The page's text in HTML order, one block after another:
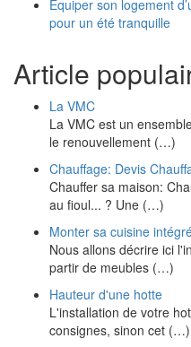
Equiper son logement
pour un été tranquille
Article
La VMC
La VMC est un
le renouvellement (…)
Chauffage: Devis
Chauffer sa maison:
au fioul... ? Une (…)
Monter sa cuisine
Nous allons décrire ici
partir de meubles (…)
Hauteur d'une hotte
L'installation de votre
consignes, sinon cet (…)